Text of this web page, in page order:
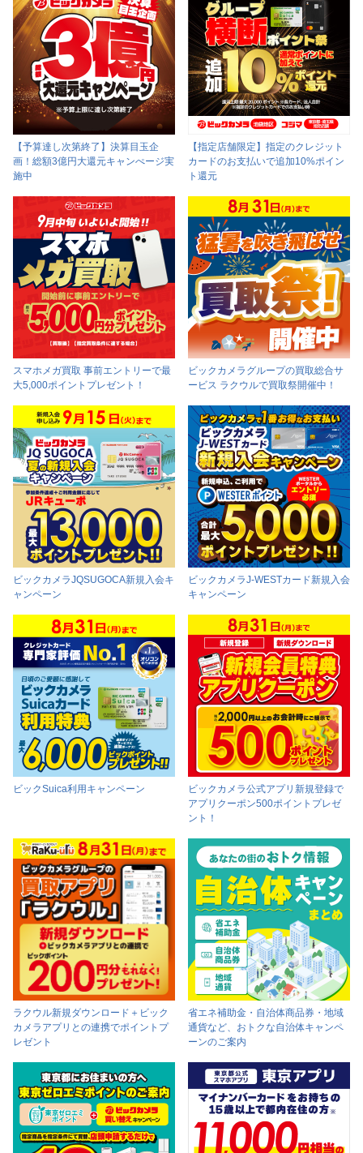
【予算達し次第終了】決算目玉企
画！総額3億円大還元キャンぺージ実
施中
【指定店舗限定】指定のクレジット
カードのお支払いで追加10%ポイン
ト還元
スマホメガ買取 事前エントリーで最
大5,000ポイントプレゼント！
ビックカメラグループの買取総合サ
ービス ラクウルで買取祭開催中！
ビックカメラJQSUGOCA新規入会キ
ャンペーン
ビックカメラJ-WESTカード新規入会
キャンペーン
ビックSuica利用キャンペーン
ビックカメラ公式アプリ新規登録で
アプリクーポン500ポイントプレゼ
ント！
ラクウル新規ダウンロード＋ビック
カメラアプリとの連携でポイントプ
レゼント
省エネ補助金・自治体商品券・地域
通貨など、おトクな自治体キャンペ
ーンのご案内